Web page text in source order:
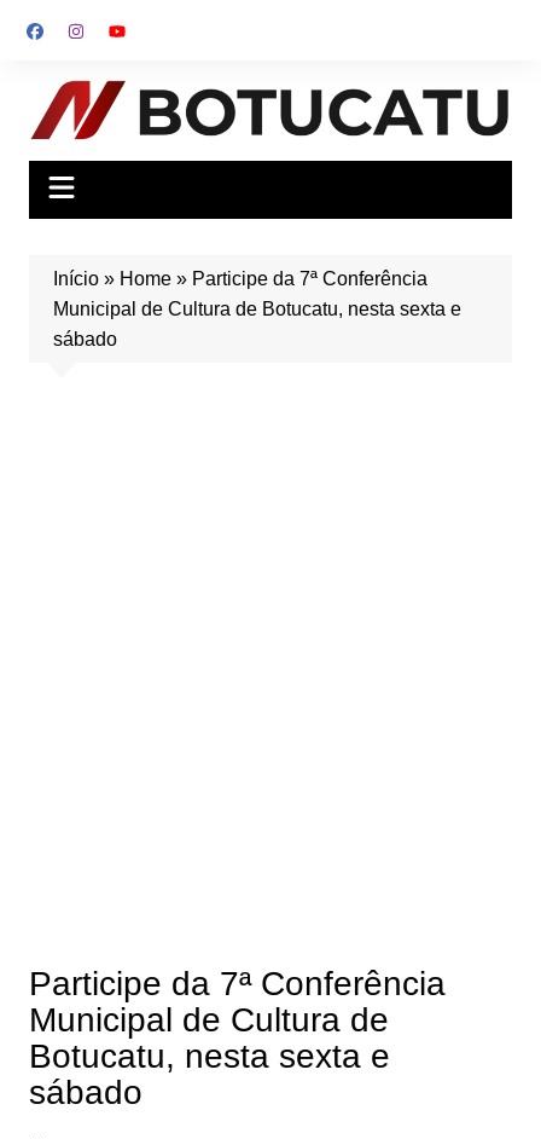
para
conteúdo
Início» Home» Participe da 7ª Conferência
Municipal de Cultura de Botucatu, nesta sexta e
sábado
Participe da 7ª Conferência
Municipal de Cultura de
Botucatu, nesta sexta e
sábado